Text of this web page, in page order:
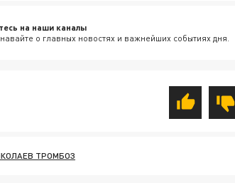
на наши каналы
о главных новостях и важнейших событиях дня.
ТРОМБОЗ